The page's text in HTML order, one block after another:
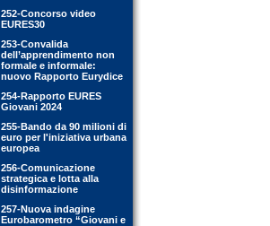
252-Concorso video
EURES30
253-Convalida
dell’apprendimento non
formale e informale:
nuovo Rapporto Eurydice
254-Rapporto EURES
Giovani 2024
255-Bando da 90 milioni di
euro per l'iniziativa urbana
europea
256-Comunicazione
strategica e lotta alla
disinformazione
257-Nuova indagine
Eurobarometro “Giovani e